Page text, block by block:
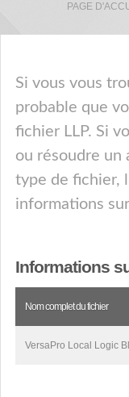
PAGE
Si vous vous
probable que
fichier LLP. Si
ou résoudre un
type de fichier,
informations
Informations
Nom complet du fichier
VersaPro Local Logic